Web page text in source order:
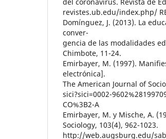
revistes.ub.edu/index.php/
Domínguez, J. (2013). La
conver-
gencia de las modalidades
Chimbote, 11-24.
Emirbayer, M. (1997).
electrónica].
The American Journal of
sici?sici=0002-
CO%3B2-A
Emirbayer, M. y Mische, A.
Sociology, 103(4), 962-1023.
http://web.augsburg.edu/